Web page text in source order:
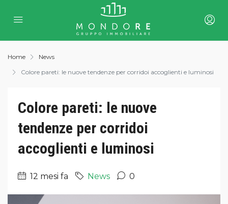
Home
News
Colore pareti: le nuove tendenze per corridoi accoglienti e luminosi
Colore pareti: le nuove
tendenze per corridoi
accoglienti e luminosi
12 mesi fa News 0